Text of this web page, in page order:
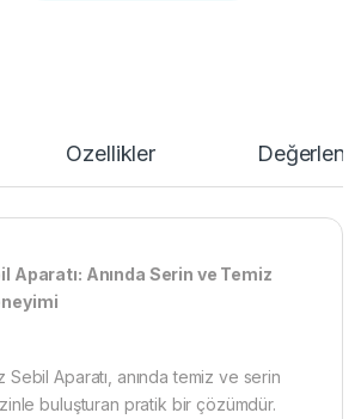
Özellikler
Aparatı: Anında Serin ve Temiz
Sebil Aparatı, anında temiz ve serin
buluşturan pratik bir çözümdür.